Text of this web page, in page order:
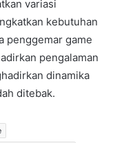
variasi
kebutuhan
penggemar game
pengalaman
dinamika
ditebak.